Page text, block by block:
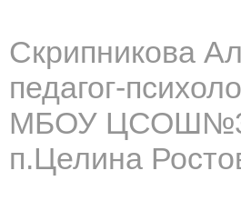
Скрипникова
педагог-
МБОУ
п.Целина